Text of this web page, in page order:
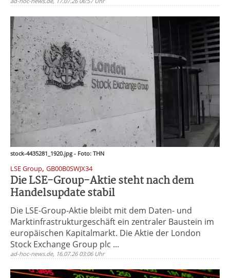
stock-4435281_1920.jpg - Foto: THN
LSE Group, GB00B0SWJX34
Die LSE-Group-Aktie steht nach dem
Handelsupdate stabil
Die LSE-Group-Aktie bleibt mit dem Daten- und
Marktinfrastrukturgeschäft ein zentraler Baustein im
europäischen Kapitalmarkt. Die Aktie der London
Stock Exchange Group plc ...
ad-hoc-news.de, 16.07.26 03:06 Uhr